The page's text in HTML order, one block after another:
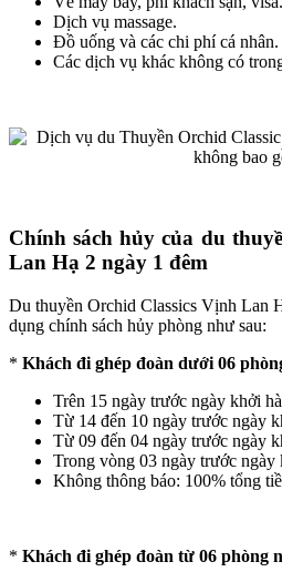
Dịch vụ massage.
Đồ uống và các chi phí cá nhân.
Các dịch vụ khác không có
Chính sách hủy của du
Lan Hạ 2 ngày 1 đêm
Du thuyền Orchid Classics Vịnh Lan
dụng chính sách hủy phòng như sau:
* Khách đi ghép đoàn dưới 06
Trên 15 ngày trước ngày khởi
Từ 14 đến 10 ngày trước ngày
Từ 09 đến 04 ngày trước ngày
Trong vòng 03 ngày trước ngày
Không thông báo: 100% tổng
* Khách đi ghép đoàn từ 06 phòng